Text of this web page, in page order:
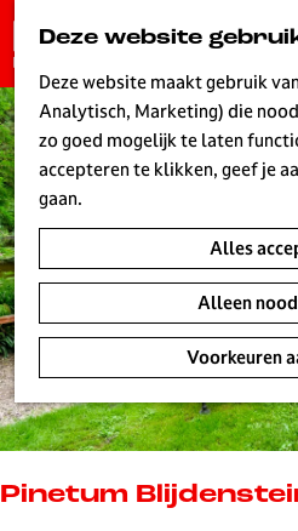
Deze website
Deze website maakt gebruik
Analytisch, Marketing) die
zo goed mogelijk te laten
accepteren te klikken, geef je
gaan.
Alles
Alleen
Voorkeuren
a
n
a
a
r
e
o
m
e
p
a
g
e
L
Pinetum